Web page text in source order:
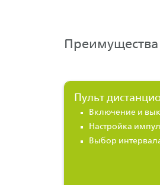
Пульт
Включение и
Настройка
Выбор